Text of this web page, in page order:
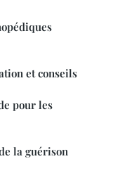
et conseils
pour les
la guérison